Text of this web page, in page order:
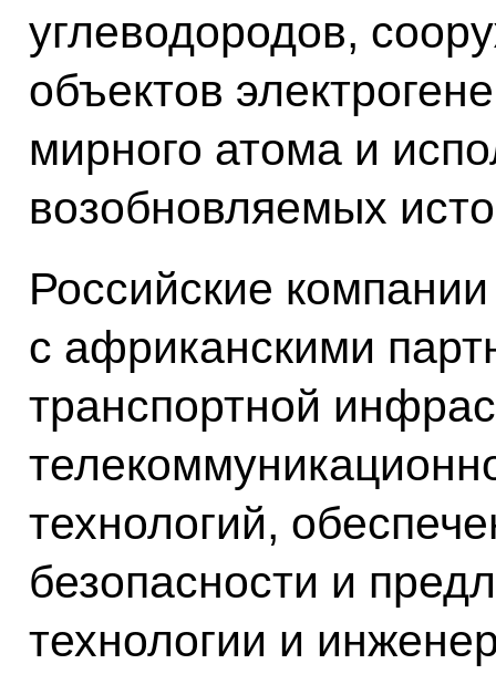
углеводородов,
объектов
мирного атома и
возобновляемых
Российские
с африканскими
транспортной
технологий,
безопасности и
технологии и